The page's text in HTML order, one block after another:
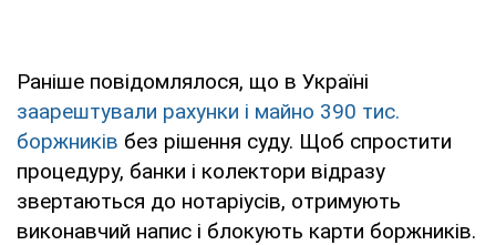
Раніше повідомлялося, що в Україні
заарештували рахунки і майно 390 тис.
боржників без рішення суду. Щоб спростити
процедуру, банки і колектори відразу
звертаються до нотаріусів, отримують
виконавчий напис і блокують карти боржників.